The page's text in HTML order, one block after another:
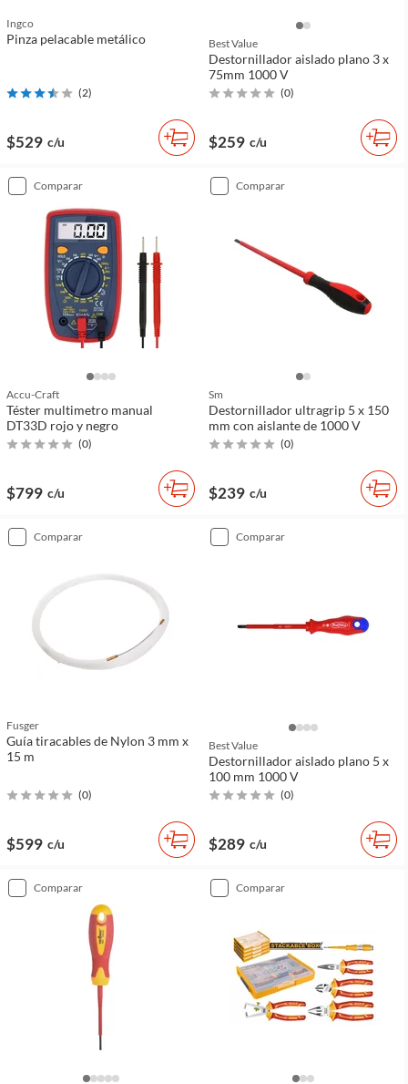
Ingco
Pinza pelacable metálico
(2)
$529 c/u
Best Value
Destornillador aislado plano 3 x
75mm 1000 V
(0)
$259 c/u
comparar
Accu-Craft
Téster multimetro manual
DT33D rojo y negro
(0)
$799 c/u
comparar
Sm
Destornillador ultragrip 5 x 150
mm con aislante de 1000 V
(0)
$239 c/u
comparar
Fusger
Guía tiracables de Nylon 3 mm x
15 m
(0)
$599 c/u
comparar
Best Value
Destornillador aislado plano 5 x
100 mm 1000 V
(0)
$289 c/u
comparar comparar